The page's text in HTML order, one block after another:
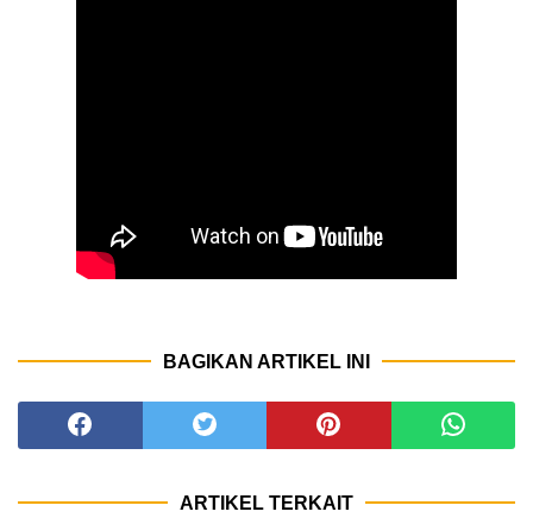
BAGIKAN ARTIKEL INI
ARTIKEL TERKAIT